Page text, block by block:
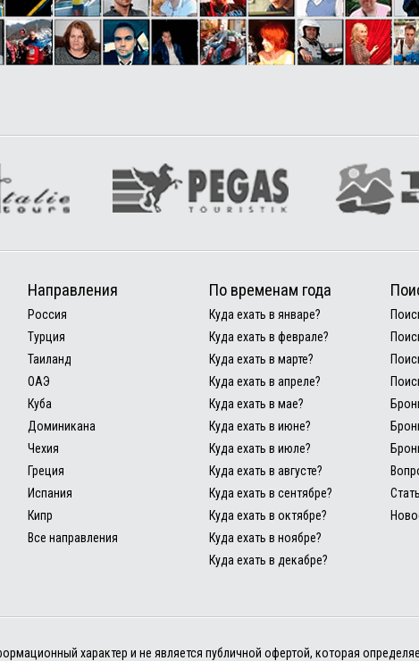
Направления
Россия
Турция
Таиланд
ОАЭ
Куба
Доминикана
Чехия
Греция
Испания
Кипр
Все направления
По временам года
Куда ехать в январе?
Куда ехать в феврале?
Куда ехать в марте?
Куда ехать в апреле?
Куда ехать в мае?
Куда ехать в июне?
Куда ехать в июле?
Куда ехать в августе?
Куда ехать в сентябре?
Куда ехать в октябре?
Куда ехать в ноябре?
Куда ехать в декабре?
характер и не является публичной офертой, которая